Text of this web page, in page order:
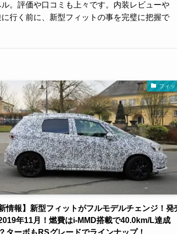
。評価や口コミも上々です。内装レビューや
行く前に、新型フィットの事を完璧に把握で
フィッ
新情報】新型フィットがフルモデルチェンジ！発
年11月！燃費はi-MMD搭載で40.0km/L達成